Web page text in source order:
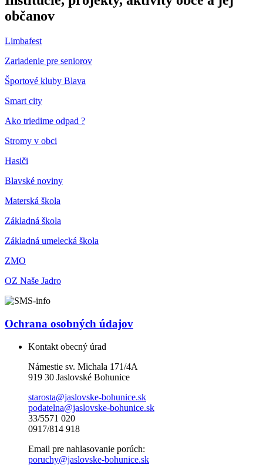
občanov
Limbafest
Zariadenie pre seniorov
Športové kluby Blava
Smart city
Ako triedime odpad ?
Stromy v obci
Hasiči
Blavské noviny
Materská škola
Základná škola
Základná umelecká škola
ZMO
OZ Naše Jadro
Ochrana osobných údajov
Kontakt obecný úrad
Námestie sv. Michala 171/4A
919 30 Jaslovské Bohunice
starosta@jaslovske-bohunice.sk
podatelna@jaslovske-bohunice.sk
33/5571 020
0917/814 918
Email pre nahlasovanie porúch:
poruchy@jaslovske-bohunice.sk